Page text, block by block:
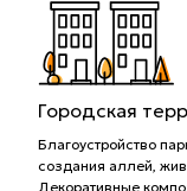
Городская
Благоустройство
создания аллей,
Декоративные